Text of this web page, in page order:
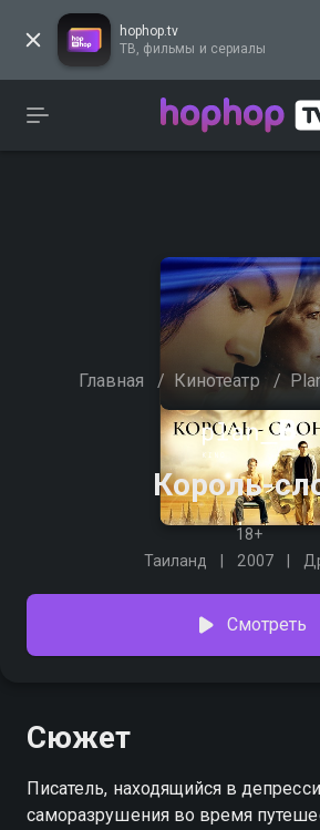
hophop.tv
ТВ, фильмы и сериалы
Главная / Кинотеатр /
Король-
18+
Таиланд
2007
Смотреть
Сюжет
Писатель, находящийся в
саморазрушения во время